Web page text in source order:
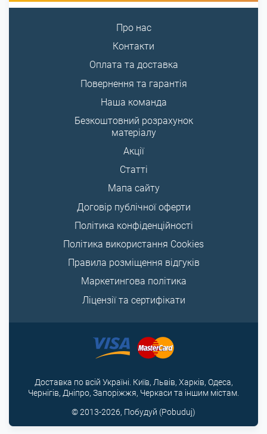
Про нас
Контакти
Оплата та доставка
Повернення та гарантія
Наша команда
Безкоштовний розрахунок
матеріалу
Акції
Статті
Мапа сайту
Договір публічної оферти
Політика конфіденційності
Політика використання Cookies
Правила розміщення відгуків
Маркетингова політика
Ліцензії та сертифікати
© 2013-2026, Побудуй (Pobuduj)
Доставка по всій Україні. Київ, Львів, Харків, Одеса,
Чернігів, Дніпро, Запоріжжя, Черкаси та іншим містам.